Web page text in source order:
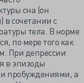
сна (он
в сочетании с
тела. В норме
по мере того как
При депрессии
в эпизоды
пробуждениями, а